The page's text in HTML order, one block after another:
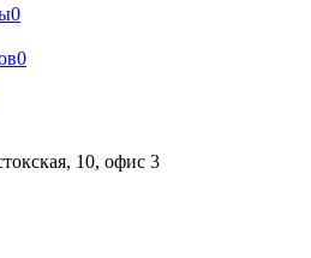
0
0
10, офис 3